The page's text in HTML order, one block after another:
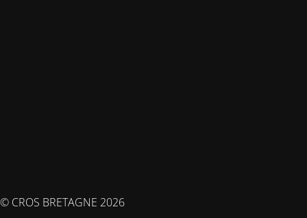
© CROS BRETAGNE 2026